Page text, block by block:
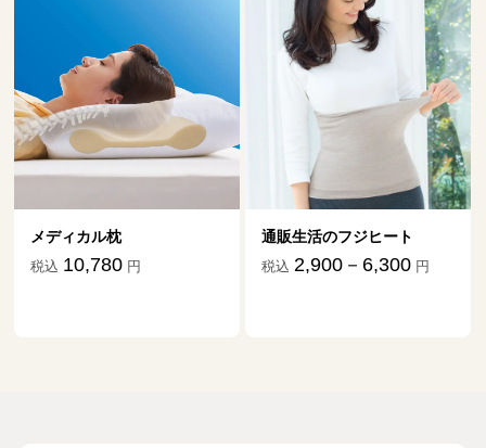
メディカル枕
税込 10,780 円
通販生活のフジヒート
税込 2,900－6,300 円